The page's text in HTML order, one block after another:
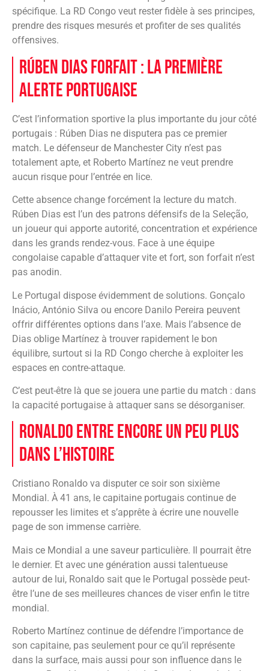
spécifique. La RD Congo veut rester fidèle à ses principes,
prendre des risques mesurés et profiter de ses qualités
offensives.
Rúben Dias forfait : la première
alerte portugaise
C’est l’information sportive la plus importante du jour côté
portugais : Rúben Dias ne disputera pas ce premier
match. Le défenseur de Manchester City n’est pas
totalement apte, et Roberto Martínez ne veut prendre
aucun risque pour l’entrée en lice.
Cette absence change forcément la lecture du match.
Rúben Dias est l’un des patrons défensifs de la Seleção,
un joueur qui apporte autorité, concentration et expérience
dans les grands rendez-vous. Face à une équipe
congolaise capable d’attaquer vite et fort, son forfait n’est
pas anodin.
Le Portugal dispose évidemment de solutions. Gonçalo
Inácio, António Silva ou encore Danilo Pereira peuvent
offrir différentes options dans l’axe. Mais l’absence de
Dias oblige Martínez à trouver rapidement le bon
équilibre, surtout si la RD Congo cherche à exploiter les
espaces en contre-attaque.
C’est peut-être là que se jouera une partie du match : dans
la capacité portugaise à attaquer sans se désorganiser.
Ronaldo entre encore un peu plus
dans l’histoire
Cristiano Ronaldo va disputer ce soir son sixième
Mondial. À 41 ans, le capitaine portugais continue de
repousser les limites et s’apprête à écrire une nouvelle
page de son immense carrière.
Mais ce Mondial a une saveur particulière. Il pourrait être
le dernier. Et avec une génération aussi talentueuse
autour de lui, Ronaldo sait que le Portugal possède peut-
être l’une de ses meilleures chances de viser enfin le titre
mondial.
Roberto Martínez continue de défendre l’importance de
son capitaine, pas seulement pour ce qu’il représente
dans la surface, mais aussi pour son influence dans le